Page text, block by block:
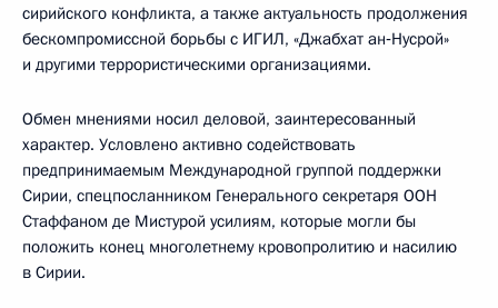
сирийского конфликта, а также актуальность продолжения
бескомпромиссной борьбы с ИГИЛ, «Джабхат ан‑Нусрой»
и другими террористическими организациями.
Обмен мнениями носил деловой, заинтересованный
характер. Условлено активно содействовать
предпринимаемым Международной группой поддержки
Сирии, спецпосланником Генерального секретаря ООН
Стаффаном де Мистурой усилиям, которые могли бы
положить конец многолетнему кровопролитию и насилию
в Сирии.